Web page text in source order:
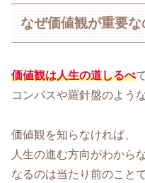
なぜ価値観が重要な
価値観は人生の道しるべ
コンパスや羅針盤のよう
価値観を知らなければ、
人生の進む方向がわから
なるのは当たり前のことで